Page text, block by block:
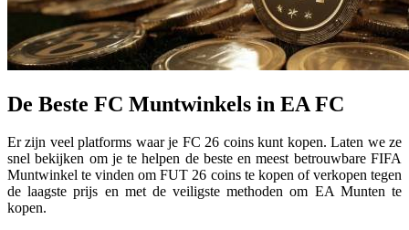
De Beste FC Muntwinkels in EA FC
Er zijn veel platforms waar je FC 26 coins kunt kopen. Laten we ze
snel bekijken om je te helpen de beste en meest betrouwbare FIFA
Muntwinkel te vinden om FUT 26 coins te kopen of verkopen tegen
de laagste prijs en met de veiligste methoden om EA Munten te
kopen.